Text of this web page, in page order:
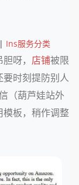
| Ins服务分类
呀， 店铺被限
要时刻提防别人
（葫芦娃站外
板，稍作调整